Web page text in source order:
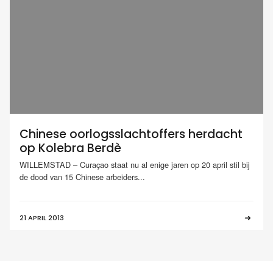
Chinese oorlogsslachtoffers herdacht
op Kolebra Berdè
WILLEMSTAD – Curaçao staat nu al enige jaren op 20 april stil bij
de dood van 15 Chinese arbeiders...
21 APRIL 2013